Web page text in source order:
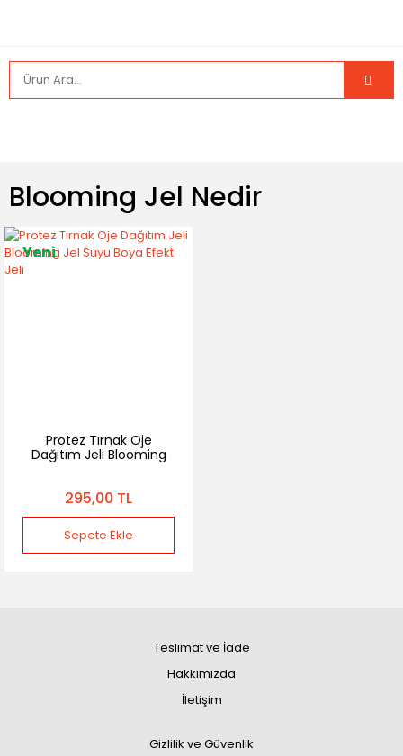
Blooming Jel Nedir
Yeni
Protez Tırnak Oje
Dağıtım Jeli Blooming
295,00 TL
Sepete Ekle
Teslimat ve İade
Hakkımızda
İletişim
Gizlilik ve Güvenlik